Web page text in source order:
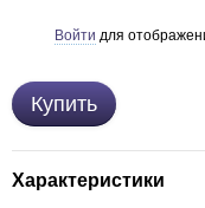
Войти для
Купить
Характеристики